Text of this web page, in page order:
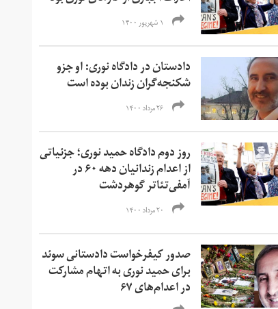
۱ شهریور ۱۴۰۰
دادستان در دادگاه نوری: او جزو
شکنجه‌گران زندان بوده است
۲۶ مرداد ۱۴۰۰
روز دوم دادگاه حمید نوری؛ جزئیاتی
از اعدام زندانیان دهه ۶۰ در
آمفی‌تئاتر گوهردشت
۲۰ مرداد ۱۴۰۰
صدور کیفرخواست دادستانی سوئد
برای حمید نوری به اتهام مشارکت
در اعدام‌های ۶۷